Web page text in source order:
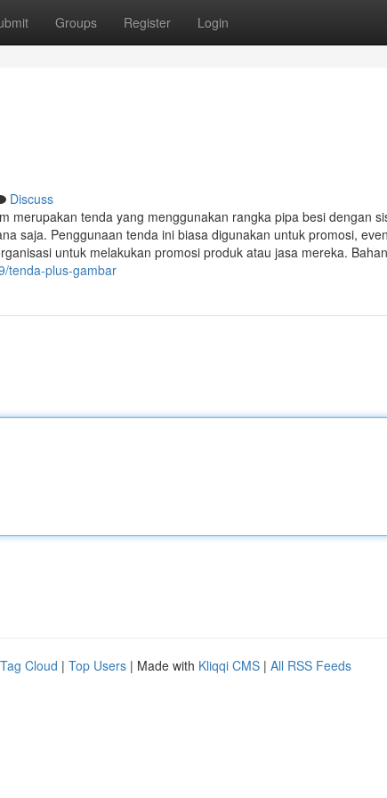
Groups Register Login
Discuss
merupakan tenda yang menggunakan rangka pipa besi dengan
saja. Penggunaan tenda ini biasa digunakan untuk promosi,
untuk melakukan promosi produk atau jasa mereka. Bahan
tenda-plus-gambar
Tag Cloud | Top Users | Made with Kliqqi CMS | All RSS Feeds